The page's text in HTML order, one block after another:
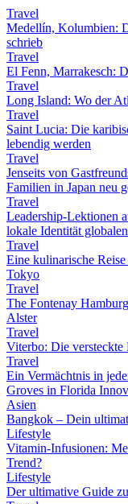
Travel
Medellín, Kolumbien:
schrieb
Travel
El Fenn, Marrakesch:
Travel
Long Island: Wo der
Travel
Saint Lucia: Die
lebendig werden
Travel
Jenseits von
Familien in Japan neu
Travel
Leadership-Lektionen
lokale Identität
Travel
Eine kulinarische
Tokyo
Travel
The Fontenay
Alster
Travel
Viterbo: Die versteckte
Travel
Ein Vermächtnis in
Groves in Florida
Asien
Bangkok – Dein
Lifestyle
Vitamin-Infusionen:
Trend?
Lifestyle
Der ultimative Guide